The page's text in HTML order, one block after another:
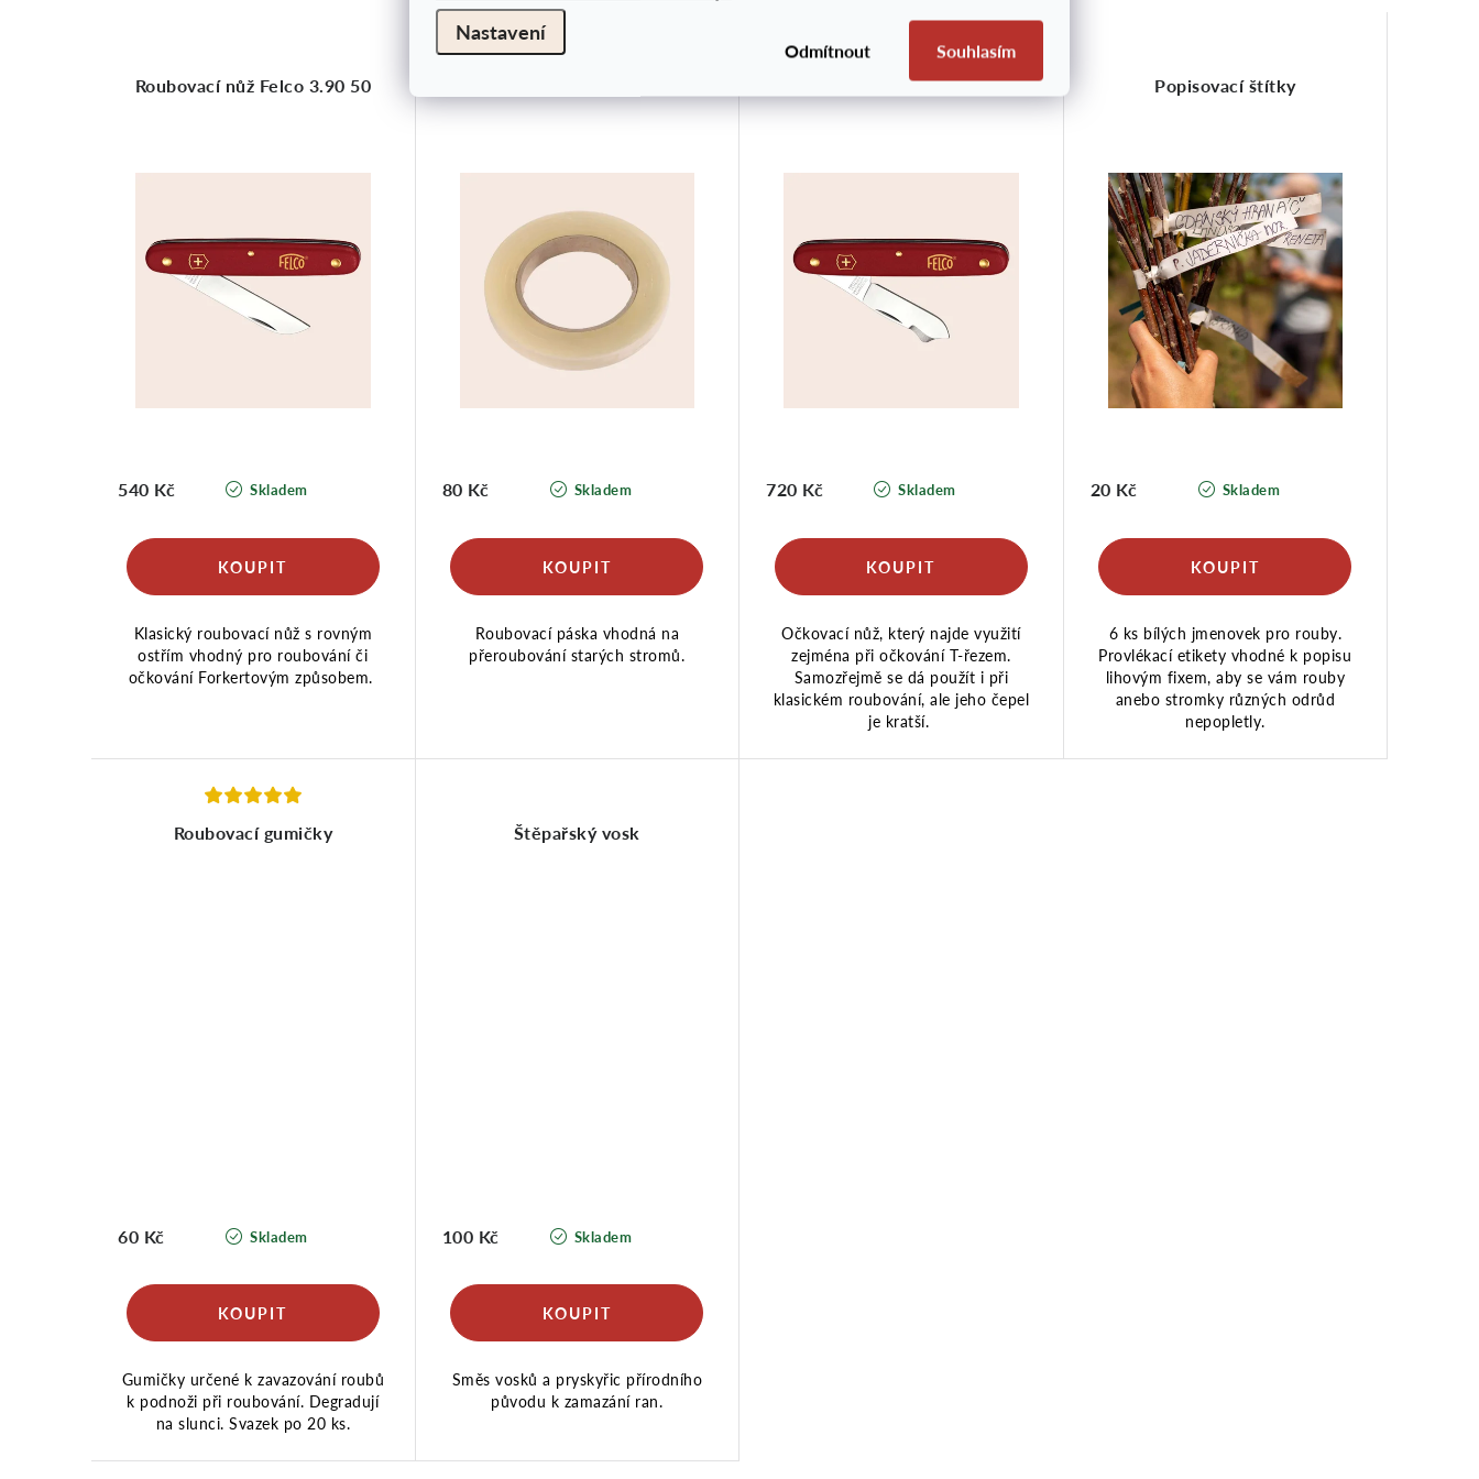
Nastavení
Odmítnout Souhlasím
Roubovací nůž Felco 3.90 50
Skladem
540 Kč
Klasický roubovací nůž s rovným
ostřím vhodný pro roubování či
očkování Forkertovým způsobem.
Skladem
80 Kč
Roubovací páska vhodná na
přeroubování starých stromů.
Očkovací nůž Felco 3.90 40
Skladem
720 Kč
Očkovací nůž, který najde využití
zejména při očkování T-řezem.
Samozřejmě se dá použít i při
klasickém roubování, ale jeho čepel
je kratší.
Popisovací štítky
Skladem
20 Kč
6 ks bílých jmenovek pro rouby.
Provlékací etikety vhodné k popisu
lihovým fixem, aby se vám rouby
anebo stromky různých odrůd
nepopletly.
Roubovací gumičky
Skladem
60 Kč
Gumičky určené k zavazování roubů
k podnoži při roubování. Degradují
na slunci. Svazek po 20 ks.
Štěpařský vosk
Skladem
100 Kč
Směs vosků a pryskyřic přírodního
původu k zamazání ran.